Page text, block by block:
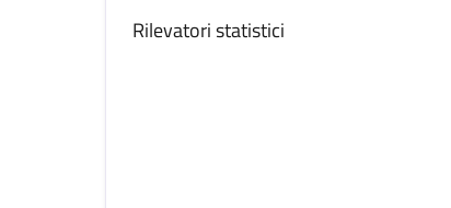
Rilevatori statistici